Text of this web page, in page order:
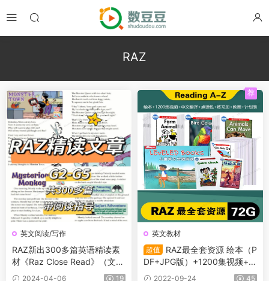
RAZ
英文阅读/写作
RAZ新出300多篇英语精读素
材《Raz Close Read》（文章
+答案+解析）！让阅读能力飙
2024-04-06 19
英文教材
超值
RAZ最全套资源 绘本（P
DF+JPG版）+1200集视频+中
文翻译+点读包+练习册+教案
2022-09-24 45
荐